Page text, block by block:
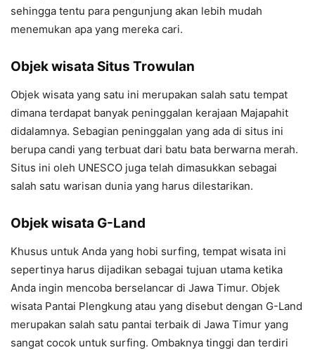
sehingga tentu para pengunjung akan lebih mudah
menemukan apa yang mereka cari.
Objek wisata Situs Trowulan
Objek wisata yang satu ini merupakan salah satu tempat
dimana terdapat banyak peninggalan kerajaan Majapahit
didalamnya. Sebagian peninggalan yang ada di situs ini
berupa candi yang terbuat dari batu bata berwarna merah.
Situs ini oleh UNESCO juga telah dimasukkan sebagai
salah satu warisan dunia yang harus dilestarikan.
Objek wisata G-Land
Khusus untuk Anda yang hobi surfing, tempat wisata ini
sepertinya harus dijadikan sebagai tujuan utama ketika
Anda ingin mencoba berselancar di Jawa Timur. Objek
wisata Pantai Plengkung atau yang disebut dengan G-Land
merupakan salah satu pantai terbaik di Jawa Timur yang
sangat cocok untuk surfing. Ombaknya tinggi dan terdiri